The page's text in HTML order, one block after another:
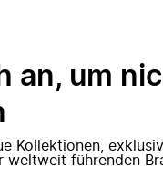
an, um
Kollektionen,
weltweit führenden